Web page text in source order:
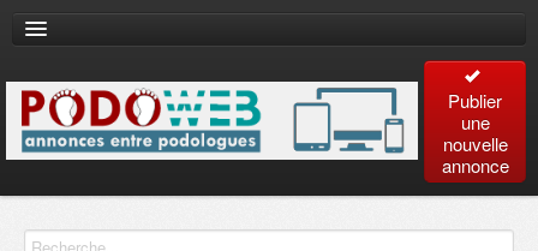
Publier
une
nouvelle
annonce